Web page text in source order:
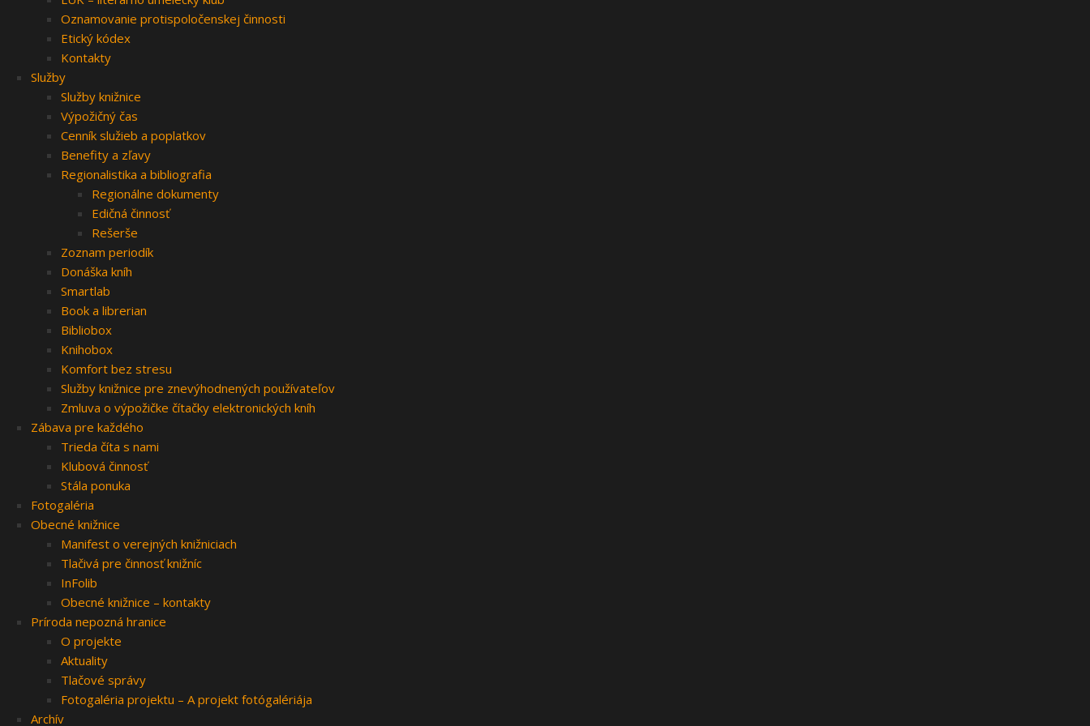
Oznamovanie protispoločenskej činnosti
Etický kódex
Kontakty
Služby
Služby knižnice
Výpožičný čas
Cenník služieb a poplatkov
Benefity a zľavy
Regionalistika a bibliografia
Regionálne dokumenty
Edičná činnosť
Rešerše
Zoznam periodík
Donáška kníh
Smartlab
Book a librerian
Bibliobox
Knihobox
Komfort bez stresu
Služby knižnice pre znevýhodnených používateľov
Zmluva o výpožičke čítačky elektronických kníh
Zábava pre každého
Trieda číta s nami
Klubová činnosť
Stála ponuka
Fotogaléria
Obecné knižnice
Manifest o verejných knižniciach
Tlačivá pre činnosť knižníc
InFolib
Obecné knižnice – kontakty
Príroda nepozná hranice
O projekte
Aktuality
Tlačové správy
Fotogaléria projektu – A projekt fotógalériája
Archív